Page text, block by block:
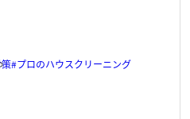
プロのハウスクリーニング